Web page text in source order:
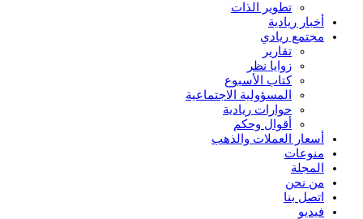
تطوير الذات
أخبار ريادية
مجتمع ريادي
تقارير
زوايا نظر
كتاب الأسبوع
المسؤولية الاجتماعية
حوارات ريادية
أقوال وحكم
أسعار العملات والذهب
منوعات
المجلة
من نحن
اتصل بنا
فيديو